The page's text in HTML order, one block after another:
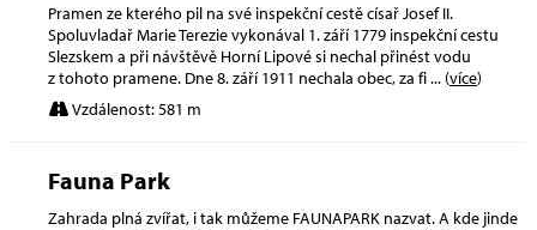
Pramen ze kterého pil na své inspekční cestě císař Josef II.
Spoluvladař Marie Terezie vykonával 1. září 1779 inspekční cestu
Slezskem a při návštěvě Horní Lipové si nechal přinést vodu
z tohoto pramene. Dne 8. září 1911 nechala obec, za fi... (více)
Vzdálenost: 581 m
Fauna Park
Zahrada plná zvířat, i tak můžeme FAUNAPARK nazvat. A kde jinde